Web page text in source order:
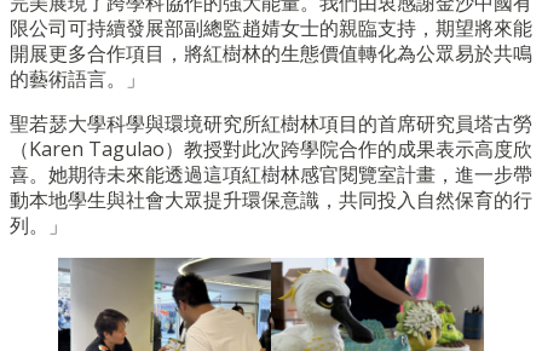
限公司可持續發展部副總監趙婧女士的親臨支持，期望將來能
開展更多合作項目，將紅樹林的生態價值轉化為公眾易於共鳴
的藝術語言。」
聖若瑟大學科學與環境研究所紅樹林項目的首席研究員塔古勞
（Karen Tagulao）教授對此次跨學院合作的成果表示高度欣
喜。她期待未來能透過這項紅樹林感官閱覽室計畫，進一步帶
動本地學生與社會大眾提升環保意識，共同投入自然保育的行
列。」